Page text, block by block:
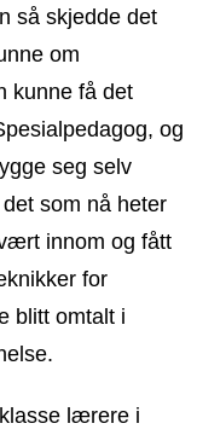
så skjedde det
om
kunne få det
og
seg selv
som nå heter
innom og fått
for
blitt omtalt i
lærere i